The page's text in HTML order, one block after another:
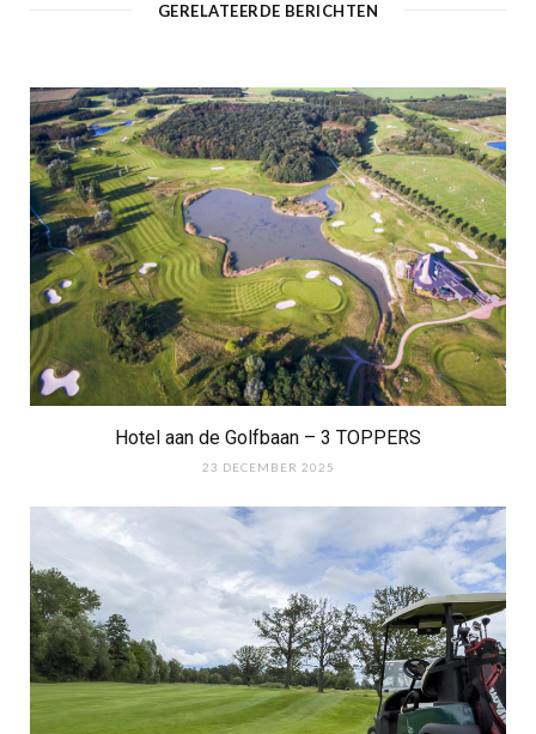
GERELATEERDE BERICHTEN
Hotel aan de Golfbaan – 3 TOPPERS
23 DECEMBER 2025